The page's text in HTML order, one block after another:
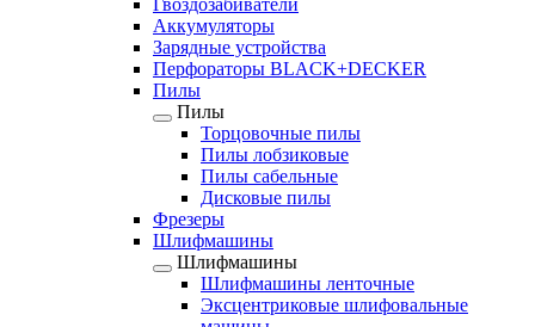
Гвоздозабиватели
Аккумуляторы
Зарядные устройства
Перфораторы BLACK+DECKER
Пилы
Пилы
Торцовочные пилы
Пилы лобзиковые
Пилы сабельные
Дисковые пилы
Фрезеры
Шлифмашины
Шлифмашины
Шлифмашины ленточные
Эксцентриковые шлифовальные